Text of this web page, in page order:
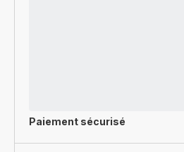
Paiement sécurisé